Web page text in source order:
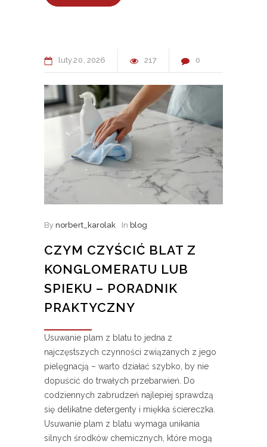
luty20 2026 217 0
By norbert_karolak In blog
CZYM CZYŚCIĆ BLAT Z
KONGLOMERATU LUB
SPIEKU – PORADNIK
PRAKTYCZNY
Usuwanie plam z blatu to jedna z
najczęstszych czynności związanych z jego
pielęgnacją – warto działać szybko, by nie
dopuścić do trwałych przebarwień. Do
codziennych zabrudzeń najlepiej sprawdzą
się delikatne detergenty i miękka ściereczka.
Usuwanie plam z blatu wymaga unikania
silnych środków chemicznych, które mogą